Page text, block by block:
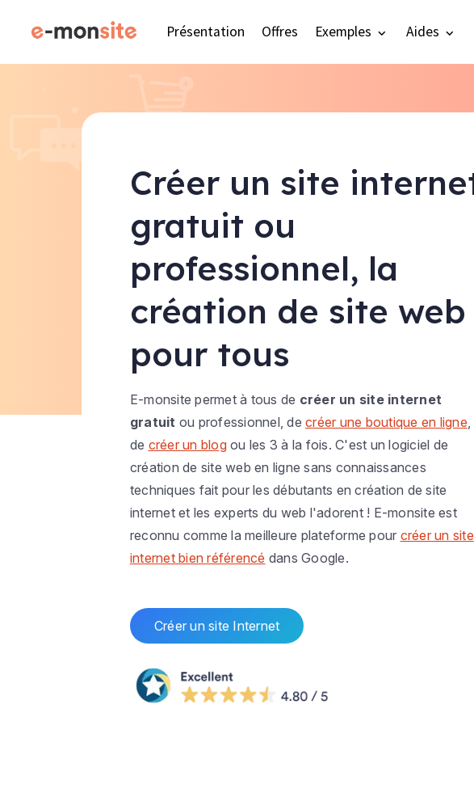
Présentation Offres Exemples Aides
Créer un site
gratuit ou
professionnel, la
création de site web
pour tous
E-monsite permet à tous de créer un site internet
gratuit ou professionnel, decréer une boutique en ligne,
de créer un blogou les 3 à la fois. C'est un logiciel de
création de site web en ligne sans connaissances
techniques fait pour les débutants en création de site
internet et les experts du web l'adorent ! E-monsite est
reconnu comme la meilleure plateforme pour créer un site
internet bien référencé dans Google.
Créer un site Internet